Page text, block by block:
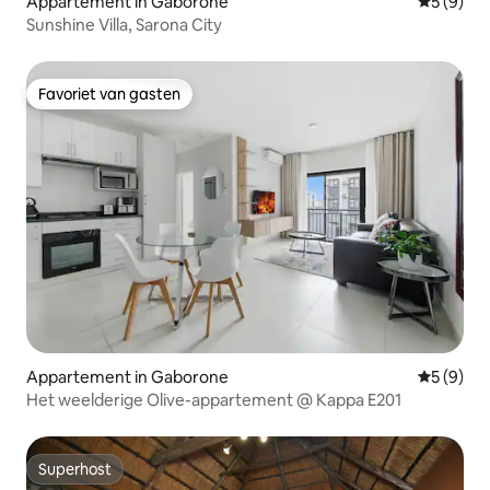
Sunshine Villa, Sarona City
Favoriet van gasten
Favoriet van gasten
Appartement in Gaborone
5 (9)
Het weelderige Olive-appartement @ Kappa E201
Superhost
Superhost